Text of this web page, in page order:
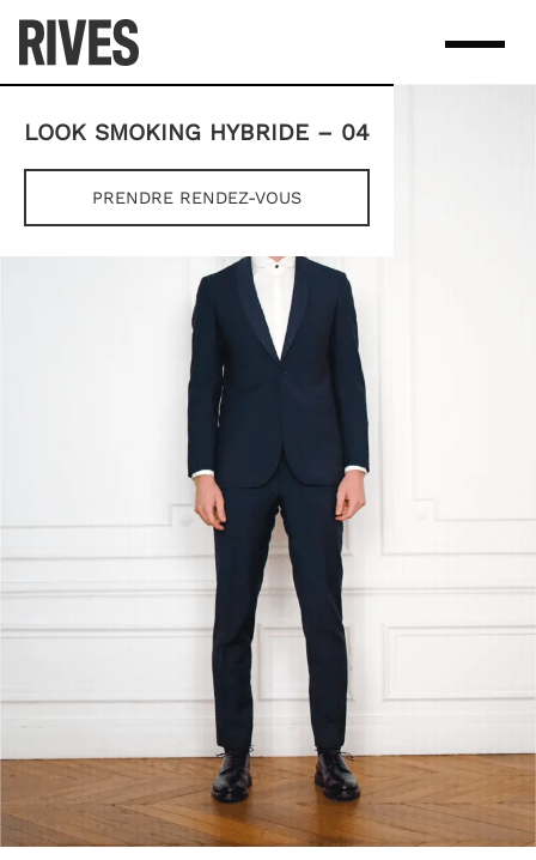
content
LOOK SMOKING HYBRIDE – 04
PRENDRE RENDEZ-VOUS